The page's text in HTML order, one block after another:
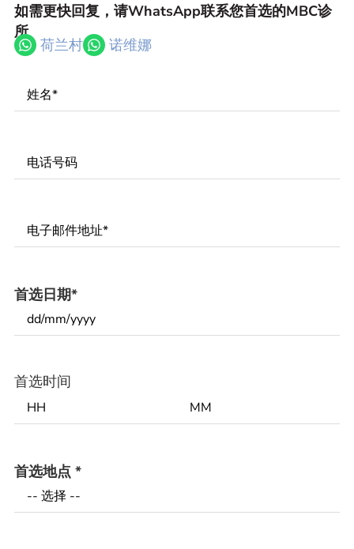
如需更快回复，请WhatsApp联系您首选的MBC诊
所
荷兰村 诺维娜
Name*
Phone
Number*
Email*
首选日期*
首选时间
首选地点 *